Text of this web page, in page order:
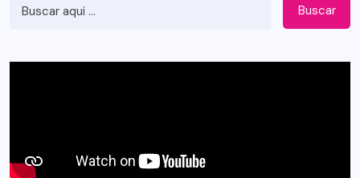
Buscar